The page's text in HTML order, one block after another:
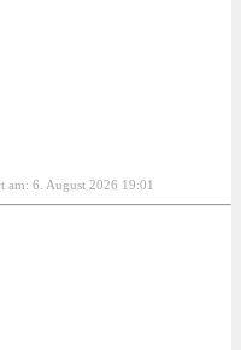
am: 6. August 2026 19:01